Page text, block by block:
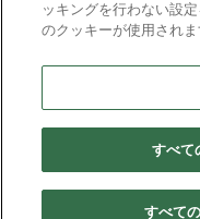
B-EN-Gについて
ビジネスエンジニアリン
ッキングを行わない設
のクッキーが使用されま
すべて
すべて